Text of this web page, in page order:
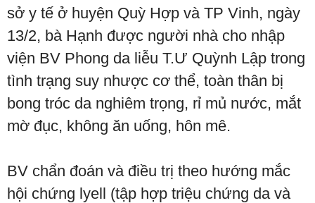
sở y tế ở huyện Quỳ Hợp và TP Vinh, ngày
13/2, bà Hạnh được người nhà cho nhập
viện BV Phong da liễu T.Ư Quỳnh Lập trong
tình trạng suy nhược cơ thể, toàn thân bị
bong tróc da nghiêm trọng, rỉ mủ nước, mắt
mờ đục, không ăn uống, hôn mê.
BV chẩn đoán và điều trị theo hướng mắc
hội chứng lyell (tập hợp triệu chứng da và